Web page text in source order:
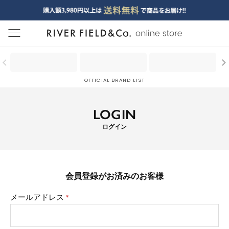
menu
OFFICIAL BRAND LIST
LOGIN
ログイン
会員登録がお済みのお客様
メールアドレス
(必